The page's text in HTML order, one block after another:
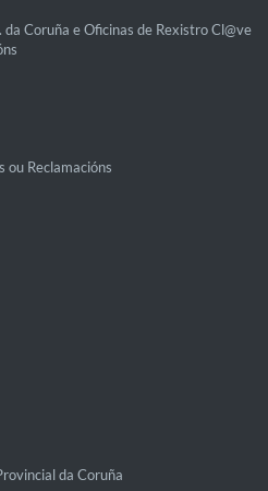
da Coruña e Oficinas de Rexistro Cl@ve
ou Reclamacións
da Coruña